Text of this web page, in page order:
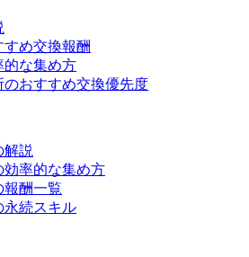
め交換報酬
的な集め方
おすすめ交換優先度
解説
効率的な集め方
報酬一覧
永続スキル